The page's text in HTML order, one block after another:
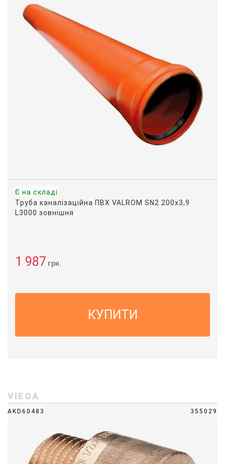
Є на складі
Труба каналізаційна ПВХ VALROM SN2 200x3,9
L3000 зовнішня
1 987 грн.
КУПИТИ
VIEGA
AKD60483 355029